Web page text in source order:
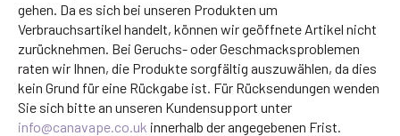
gehen. Da es sich bei unseren Produkten um
Verbrauchsartikel handelt, können wir geöffnete Artikel nicht
zurücknehmen. Bei Geruchs- oder Geschmacksproblemen
raten wir Ihnen, die Produkte sorgfältig auszuwählen, da dies
kein Grund für eine Rückgabe ist. Für Rücksendungen wenden
Sie sich bitte an unseren Kundensupport unter
info@canavape.co.uk innerhalb der angegebenen Frist.